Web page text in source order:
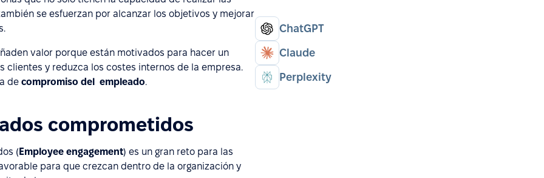
se esfuerzan por alcanzar los objetivos y mejorar
valor porque están motivados para hacer un
clientes y reduzca los costes internos de la empresa.
de compromiso del empleado.
comprometidos
( Employee engagement) es un gran reto para las
para que crezcan dentro de la organización y
ChatGPT
Claude
Perplexity